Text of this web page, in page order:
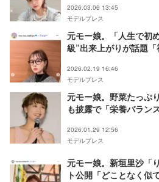
2026.03.06 13:45
モデルプレス
元モー娘。「人生で初
級”出来上がりが話題
2026.02.19 16:46
モデルプレス
元モー娘。野菜たっぷ
も披露で「栄養バラン
2026.01.29 12:56
モデルプレス
元モー娘。新垣里沙「
ト公開「どことなく似